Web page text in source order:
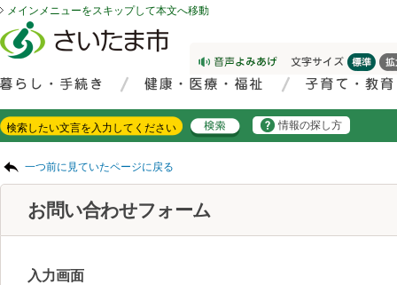
メインメニューをスキップして本文へ移動
情報の探し方
一つ前に見ていたページに戻る
お問い合わせフォーム
入力画面